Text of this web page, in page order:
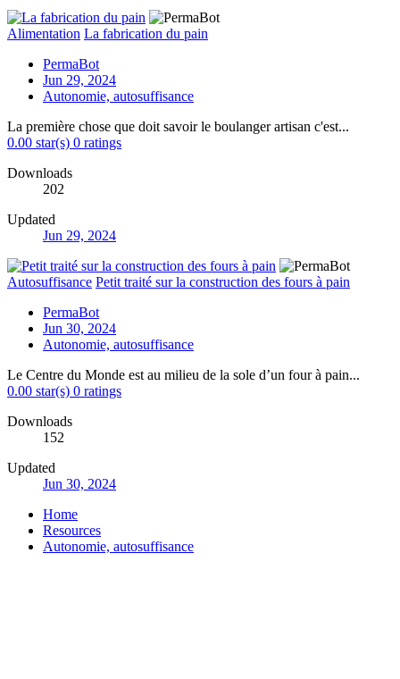
Alimentation La fabrication du pain
PermaBot
Jun 29, 2024
Autonomie, autosuffisance
La première chose que doit savoir le boulanger artisan c'est...
0.00 star(s) 0 ratings
Downloads
202
Updated
Jun 29, 2024
Autosuffisance Petit traité sur la construction des fours à pain
PermaBot
Jun 30, 2024
Autonomie, autosuffisance
Le Centre du Monde est au milieu de la sole d’un four à pain...
0.00 star(s) 0 ratings
Downloads
152
Updated
Jun 30, 2024
Home
Resources
Autonomie, autosuffisance